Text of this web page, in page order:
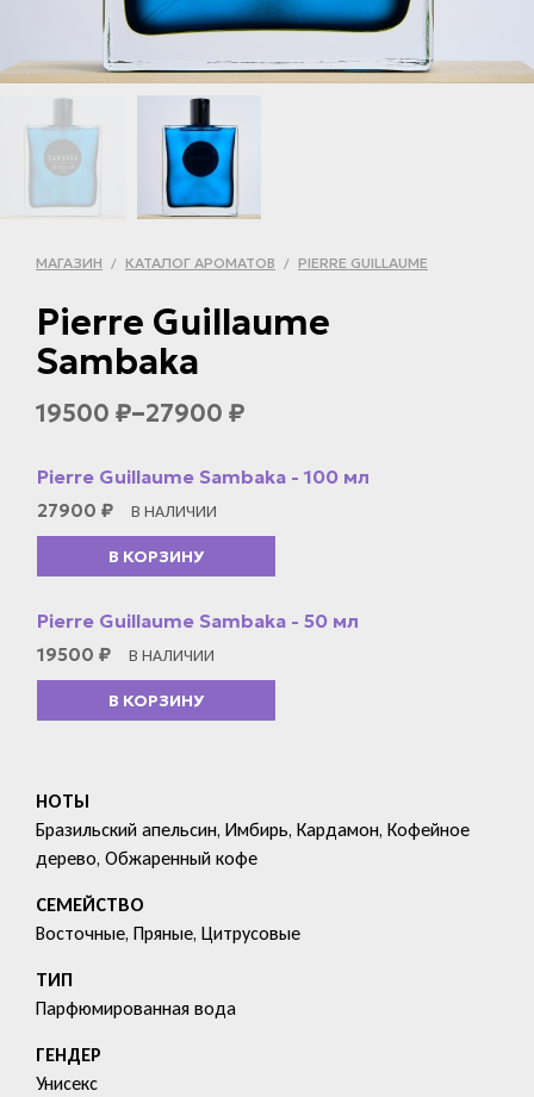
МАГАЗИН / КАТАЛОГ АРОМАТОВ / PIERRE GUILLAUME
Pierre Guillaume
Sambaka
19500 ₽–27900 ₽
Pierre Guillaume Sambaka - 100 мл
27900 ₽ В НАЛИЧИИ
В КОРЗИНУ
Pierre Guillaume Sambaka - 50 мл
19500 ₽ В НАЛИЧИИ
В КОРЗИНУ
НОТЫ
Бразильский апельсин, Имбирь, Кардамон, Кофейное
дерево, Обжаренный кофе
СЕМЕЙСТВО
Восточные, Пряные, Цитрусовые
ТИП
Парфюмированная вода
ГЕНДЕР
Унисекс